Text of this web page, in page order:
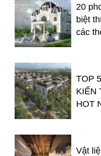
20
biệt
các
TOP
KIẾN
HOT
Vật